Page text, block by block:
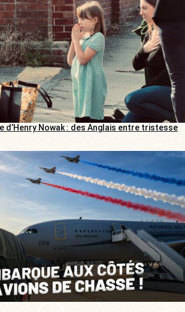
d’Henry Nowak : des Anglais entre tristesse